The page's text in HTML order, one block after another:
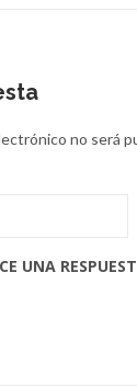
no será
UNA